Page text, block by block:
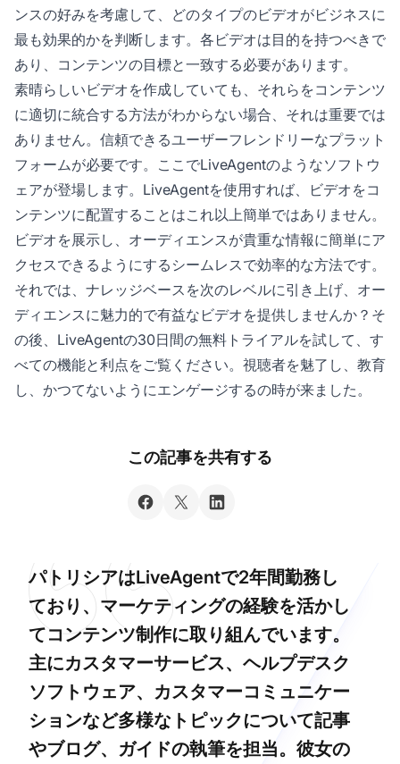
ンスの好みを考慮して、どのタイプのビデオがビジネスに
最も効果的かを判断します。各ビデオは目的を持つべきで
あり、コンテンツの目標と一致する必要があります。
素晴らしいビデオを作成していても、それらをコンテンツ
に適切に統合する方法がわからない場合、それは重要では
ありません。信頼できるユーザーフレンドリーなプラット
フォームが必要です。ここでLiveAgentのようなソフトウ
ェアが登場します。LiveAgentを使用すれば、ビデオをコ
ンテンツに配置することはこれ以上簡単ではありません。
ビデオを展示し、オーディエンスが貴重な情報に簡単にア
クセスできるようにするシームレスで効率的な方法です。
それでは、ナレッジベースを次のレベルに引き上げ、オー
ディエンスに魅力的で有益なビデオを提供しませんか？そ
の後、LiveAgentの30日間の無料トライアルを試して、す
べての機能と利点をご覧ください。視聴者を魅了し、教育
し、かつてないようにエンゲージするの時が来ました。
この記事を共有する
パトリシアはLiveAgentで2年間勤務し
ており、マーケティングの経験を活かし
てコンテンツ制作に取り組んでいます。
主にカスタマーサービス、ヘルプデスク
ソフトウェア、カスタマーコミュニケー
ションなど多様なトピックについて記事
やブログ、ガイドの執筆を担当。彼女の